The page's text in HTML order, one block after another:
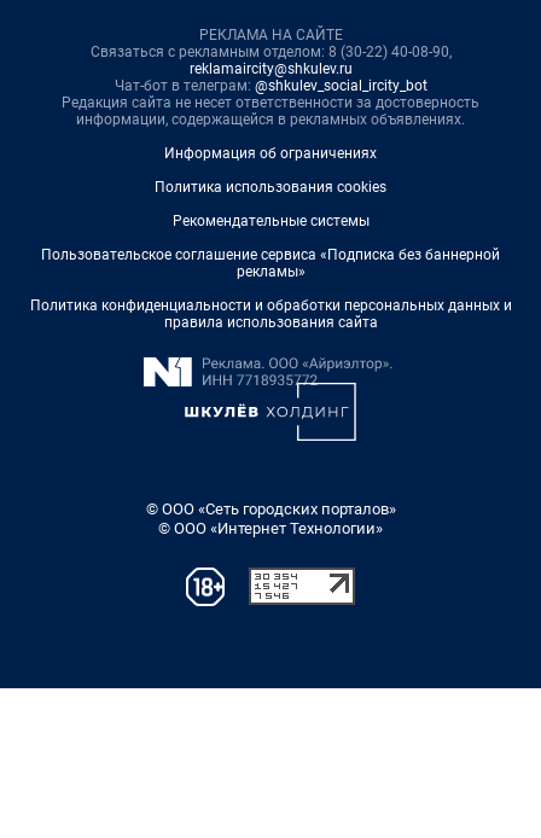
РЕКЛАМА НА САЙТЕ
Связаться с рекламным отделом: 8 (30-22) 40-08-90,
reklamaircity@shkulev.ru
Чат-бот в телеграм: @shkulev_social_ircity_bot
Редакция сайта не несет ответственности за достоверность
информации, содержащейся в рекламных объявлениях.
Информация об ограничениях
Политика использования cookies
Рекомендательные системы
Пользовательское соглашение сервиса «Подписка без баннерной
рекламы»
Политика конфиденциальности и обработки персональных данных и
правила использования сайта
© ООО «Сеть городских порталов»
© ООО «Интернет Технологии»